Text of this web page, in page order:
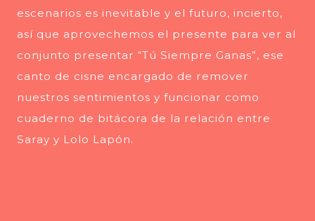
escenarios es inevitable y el futuro, incierto,
así que aprovechemos el presente para ver al
conjunto presentar “Tú Siempre Ganas”, ese
canto de cisne encargado de remover
nuestros sentimientos y funcionar como
cuaderno de bitácora de la relación entre
Saray y Lolo Lapón.